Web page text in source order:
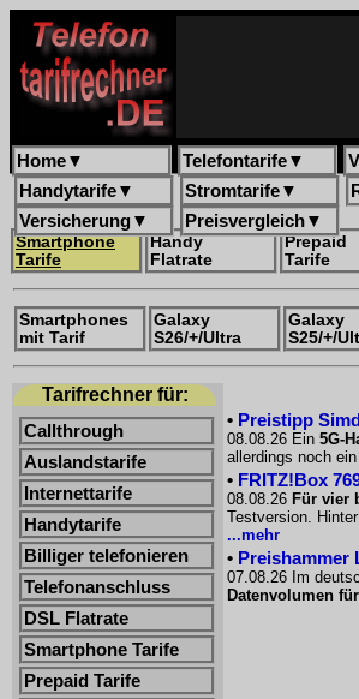
Home▼ Telefontarife▼
Handytarife▼ Stromtarife▼
Versicherung▼ Preisvergleich▼
Smartphone
Tarife
Handy
Flatrate
Prepaid
Tarife
Smartphones
mit Tarif
Galaxy
S26/+/Ultra
Galaxy
S25/+/
Tarifrechner für:
Callthrough
Auslandstarife
Internettarife
Handytarife
Billiger telefonieren
Telefonanschluss
DSL Flatrate
Smartphone Tarife
Prepaid Tarife
• Preistipp
08.08.26 Ein 5G-
allerdings noch
• FRITZ!Box
08.08.26 Für vier
Testversion.
...mehr
• Preishammer
07.08.26 Im
Datenvolumen